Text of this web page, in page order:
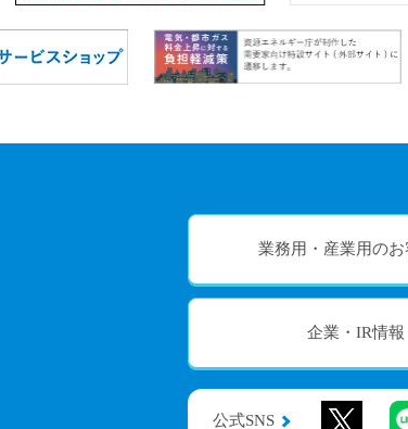
業務用・産業用のお
企業・IR情報
公式SNS